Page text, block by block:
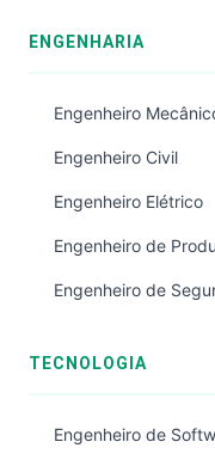
ENGENHARIA
Engenheiro
Engenheiro Civil
Engenheiro Elétrico
Engenheiro de
Engenheiro de
TECNOLOGIA
Engenheiro de